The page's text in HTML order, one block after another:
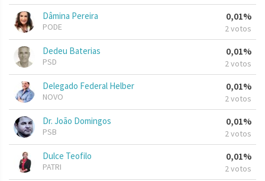
Dâmina Pereira
PODE
0,01%
2 votos
Dedeu Baterias
PSD
0,01%
2 votos
Delegado Federal Helber
NOVO
0,01%
2 votos
Dr. João Domingos
PSB
0,01%
2 votos
Dulce Teofilo
PATRI
0,01%
2 votos